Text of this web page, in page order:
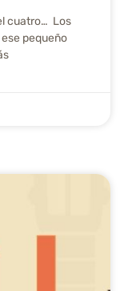
cuatro… Los
pequeño